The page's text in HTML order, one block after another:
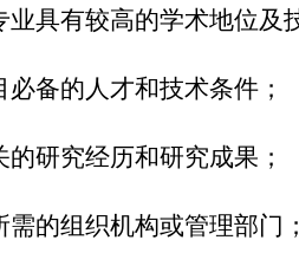
具有较高的学术地位及
备的人才和技术条件；
研究经历和研究成果；
的组织机构或管理部门；